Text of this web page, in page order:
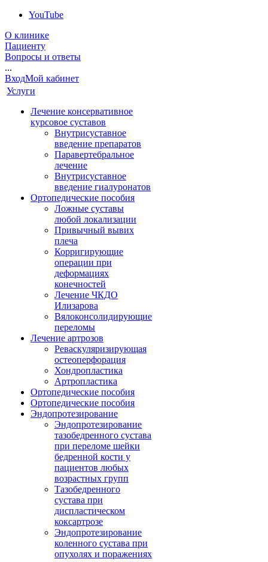
YouTube
О клинике
Пациенту
Вопросы и ответы
...
ВходМой кабинет
Услуги
Лечение консервативное
курсовое суставов
Внутрисуставное
введение препаратов
Паравертебральное
лечение
Внутрисуставное
введение гиалуронатов
Ортопедические пособия
Ложные суставы
любой локализации
Привычный вывих
плеча
Корригирующие
операции при
деформациях
конечностей
Лечение ЧКДО
Илизарова
Вялоконсолидирующие
переломы
Лечение артрозов
Реваскуляризирующая
остеоперфорация
Хондропластика
Артропластика
Ортопедические пособия
Ортопедические пособия
Эндопротезирование
Эндопротезирование
тазобедренного сустава
при переломе шейки
бедренной кости у
пациентов любых
возрастных групп
Тазобедренного
сустава при
диспластическом
коксартрозе
Эндопротезирование
коленного сустава при
опухолях и поражениях